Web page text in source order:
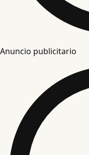
Anuncio publicitario